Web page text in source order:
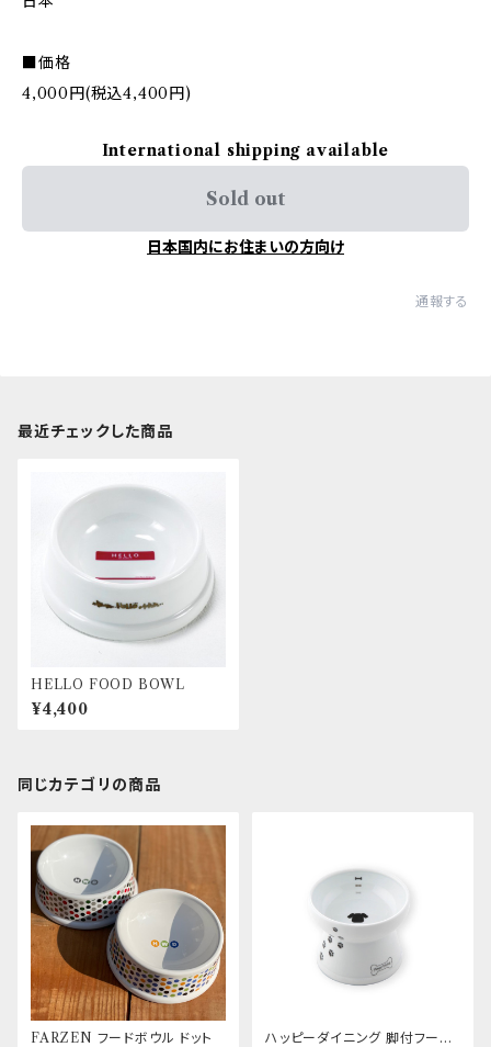
■価格
4,000円(税込4,400円)
International shipping available
Sold out
日本国内にお住まいの方向け
通報する
最近チェックした商品
HELLO FOOD BOWL
¥4,400
同じカテゴリの商品
FARZEN フードボウル ドット
ハッピーダイニング 脚付フード